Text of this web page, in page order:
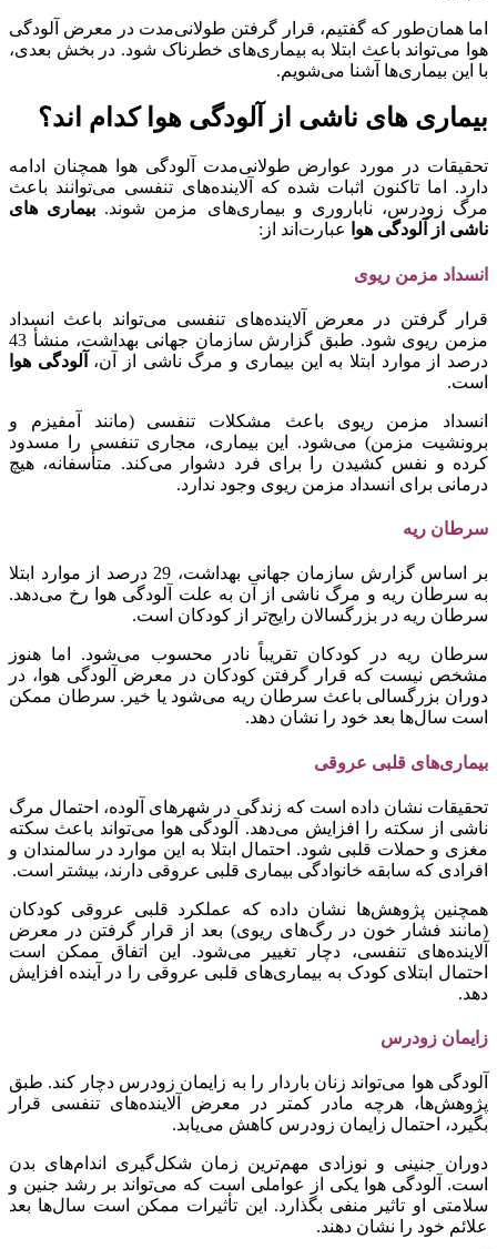
اما همان‌طور که گفتیم، قرار گرفتن طولانی‌مدت در معرض آلودگی
هوا می‌تواند باعث ابتلا به بیماری‌های خطرناک شود. در بخش بعدی،
با این بیماری‌ها آشنا می‌شویم.
بیماری های ناشی از آلودگی هوا کدام اند؟
تحقیقات در مورد عوارض طولانی‌مدت آلودگی هوا همچنان ادامه
دارد. اما تاکنون اثبات شده که آلاینده‌های تنفسی می‌توانند باعث
مرگ زودرس، ناباروری و بیماری‌های مزمن شوند. بیماری های
ناشی از آلودگی هوا
عبارت‌اند از:
انسداد مزمن ریوی
قرار گرفتن در معرض آلاینده‌های تنفسی می‌تواند باعث انسداد
مزمن ریوی شود. طبق گزارش سازمان جهانی بهداشت، منشأ 43
درصد از موارد ابتلا به این بیماری و مرگ ناشی از آن،
آلودگی هوا
است.
انسداد مزمن ریوی باعث مشکلات تنفسی (مانند آمفیزم و
برونشیت مزمن) می‌شود. این بیماری، مجاری تنفسی را مسدود
کرده و نفس کشیدن را برای فرد دشوار می‌کند. متأسفانه، هیچ
درمانی برای انسداد مزمن ریوی وجود ندارد.
سرطان ریه
بر اساس گزارش سازمان جهانی بهداشت، 29 درصد از موارد ابتلا
به سرطان ریه و مرگ ناشی از آن به علت آلودگی هوا رخ می‌دهد.
سرطان ریه در بزرگسالان رایج‌تر از کودکان است.
سرطان ریه در کودکان تقریباً نادر محسوب می‌شود. اما هنوز
مشخص نیست که قرار گرفتن کودکان در معرض آلودگی هوا، در
دوران بزرگسالی باعث سرطان ریه می‌شود یا خیر. سرطان ممکن
است سال‌ها بعد خود را نشان دهد.
بیماری‌های قلبی عروقی
تحقیقات نشان داده است که زندگی در شهرهای آلوده، احتمال مرگ
ناشی از سکته را افزایش می‌دهد. آلودگی هوا می‌تواند باعث سکته
مغزی و حملات قلبی شود. احتمال ابتلا به این موارد در سالمندان و
افرادی که سابقه خانوادگی بیماری قلبی عروقی دارند، بیشتر است.
همچنین پژوهش‌ها نشان داده که عملکرد قلبی عروقی کودکان
(مانند فشار خون در رگ‌های ریوی) بعد از قرار گرفتن در معرض
آلاینده‌های تنفسی، دچار تغییر می‌شود. این اتفاق ممکن است
احتمال ابتلای کودک به بیماری‌های قلبی عروقی را در آینده افزایش
دهد.
زایمان زودرس
آلودگی هوا می‌تواند زنان باردار را به زایمان زودرس دچار کند. طبق
پژوهش‌ها، هرچه مادر کمتر در معرض آلاینده‌های تنفسی قرار
بگیرد، احتمال زایمان زودرس کاهش می‌یابد.
دوران جنینی و نوزادی مهم‌ترین زمان شکل‌گیری اندام‌های بدن
است. آلودگی هوا یکی از عواملی است که می‌تواند بر رشد جنین و
سلامتی او تاثیر منفی بگذارد. این تأثیرات ممکن است سال‌ها بعد
علائم خود را نشان دهند.